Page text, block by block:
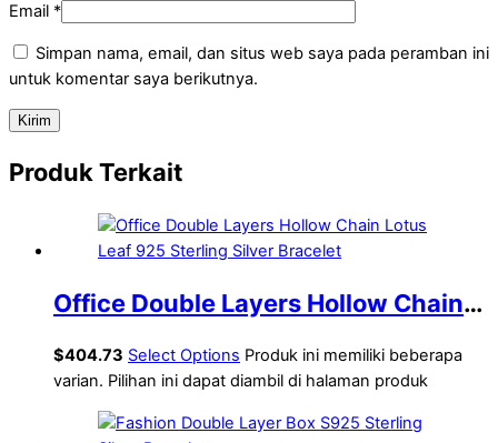
Email *
Simpan nama, email, dan situs web saya pada peramban ini
untuk komentar saya berikutnya.
Produk Terkait
Office Double Layers Hollow Chain
Lotus Leaf 925 Sterling Silver
Bracelet
$404.73 Select Options Produk ini memiliki beberapa
varian. Pilihan ini dapat diambil di halaman produk